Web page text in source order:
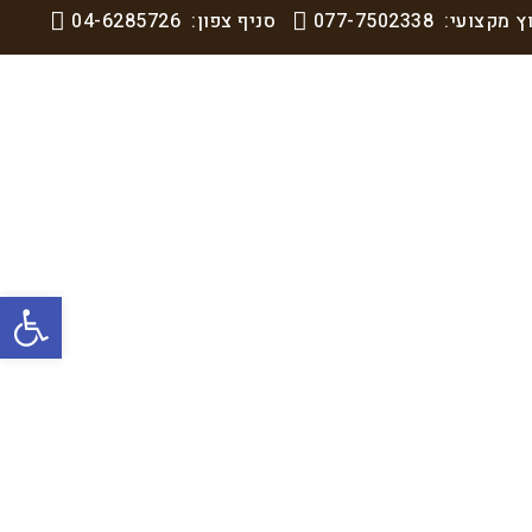
מקצועי: 077-7502338 סניף צפון: 04-6285726
פתח